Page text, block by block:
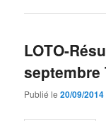
LOTO-
septembre
Publié le20/09/2014